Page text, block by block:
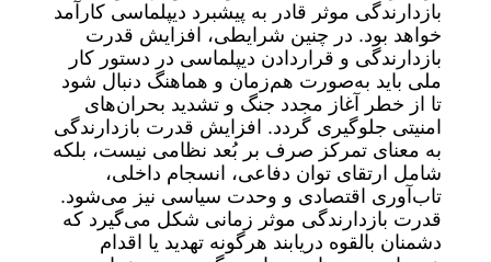
بازدارندگی موثر قادر به پیشبرد دیپلماسی کارآمد
خواهد بود. در چنین شرایطی، افزایش قدرت
بازدارندگی و قراردادن دیپلماسی در دستور کار
ملی باید به‌صورت هم‌زمان و هماهنگ دنبال شود
تا از خطر آغاز مجدد جنگ و تشدید بحران‌های
امنیتی جلوگیری گردد. افزایش قدرت بازدارندگی
به معنای تمرکز صرف بر بُعد نظامی نیست، بلکه
شامل ارتقای توان دفاعی، انسجام داخلی،
تاب‌آوری اقتصادی و وحدت سیاسی نیز می‌شود.
قدرت بازدارندگی موثر زمانی شکل می‌گیرد که
دشمنان بالقوه دریابند هرگونه تهدید یا اقدام